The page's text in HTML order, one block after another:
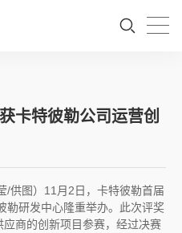
卡特彼勒公司运营创
供图）11月2日，卡特彼勒首届
勒研发中心隆重举办。此次评奖
商的创新项目参赛，经过决赛